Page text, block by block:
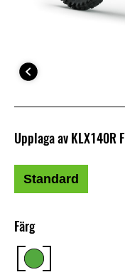
Färg
Upplaga av KLX140R F
Standard